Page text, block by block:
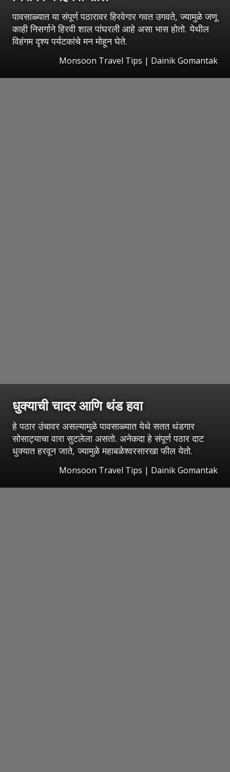
पावसाळ्यात या संपूर्ण पठारावर हिरवेगार गवत उगवते, ज्यामुळे जणू
काही निसर्गाने हिरवी शाल पांघरली आहे असा भास होतो. येथील
विहंगम दृश्य पर्यटकांचे मन मोहून घेते.
Monsoon Travel Tips | Dainik Gomantak
धुक्याची चादर आणि थंड हवा
हे पठार उंचावर असल्यामुळे पावसाळ्यात येथे सतत थंडगार
सोसाट्याचा वारा सुटलेला असतो. अनेकदा हे संपूर्ण पठार दाट
धुक्यात हरवून जाते, ज्यामुळे महाबळेश्वरसारखा फील येतो.
Monsoon Travel Tips | Dainik Gomantak